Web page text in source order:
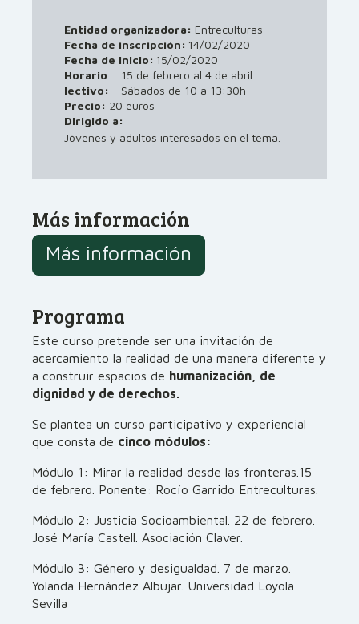
Entidad organizadora: Entreculturas
Fecha de inscripción: 14/02/2020
Fecha de inicio: 15/02/2020
Horario
lectivo:
15 de febrero al 4 de abril.
Sábados de 10 a 13:30h
Precio: 20 euros
Dirigido a:
Jóvenes y adultos interesados en el tema.
Más información
Más información
Programa
Este curso pretende ser una invitación de
acercamiento la realidad de una manera diferente y
a construir espacios de humanización, de
dignidad y de derechos.
Se plantea un curso participativo y experiencial
que consta de cinco módulos:
Módulo 1: Mirar la realidad desde las fronteras.15
de febrero. Ponente: Rocío Garrido Entreculturas.
Módulo 2: Justicia Socioambiental. 22 de febrero.
José María Castell. Asociación Claver.
Módulo 3: Género y desigualdad. 7 de marzo.
Yolanda Hernández Albujar. Universidad Loyola
Sevilla